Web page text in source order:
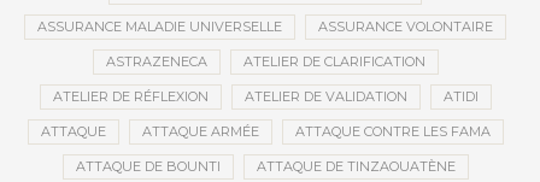
ASSURANCE MALADIE UNIVERSELLE ASSURANCE VOLONTAIRE
ASTRAZENECA ATELIER DE CLARIFICATION
ATELIER DE RÉFLEXION ATELIER DE VALIDATION ATIDI
ATTAQUE ATTAQUE ARMÉE ATTAQUE CONTRE LES FAMA
ATTAQUE DE BOUNTI ATTAQUE DE TINZAOUATÈNE